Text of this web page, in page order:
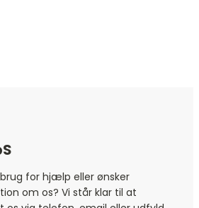
for hjælp eller ønsker
om os? Vi står klar til at